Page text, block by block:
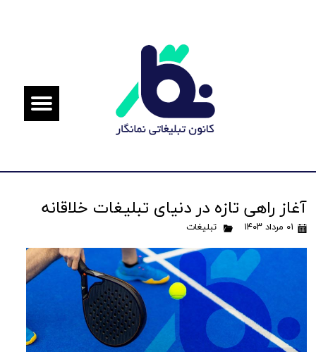
آغاز راهی تازه در دنیای تبلیغات خلاقانه
۰۱ مرداد ۱۴۰۳ تبلیغات